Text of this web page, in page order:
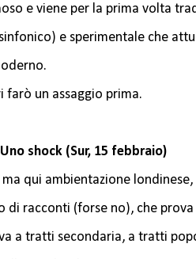
e viene per la prima volta
e sperimentale che
farò un assaggio prima.
shock (Sur, 15 febbraio)
qui ambientazione
di racconti (forse no), che
a tratti secondaria, a tratti